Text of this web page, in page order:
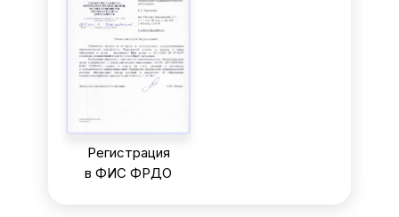
Регистрация
в ФИС ФРДО